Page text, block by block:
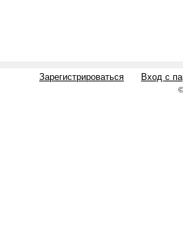
Зарегистрироваться Вход с